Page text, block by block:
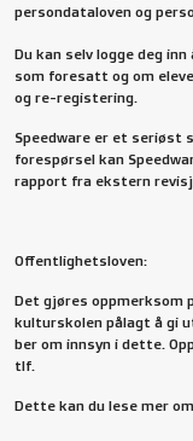
persondataloven og
Du kan selv logge deg
som foresatt og om
og re-registering.
Speedware er et seriøst
forespørsel kan
rapport fra ekstern
Offentlighetsloven:
Det gjøres oppmerksom
kulturskolen pålagt å gi
ber om innsyn i dette.
tlf.
Dette kan du lese mer